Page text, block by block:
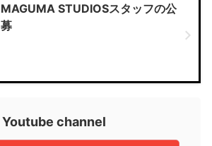
MAGUMA STUDIOSスタッフの公
募
Youtube channel